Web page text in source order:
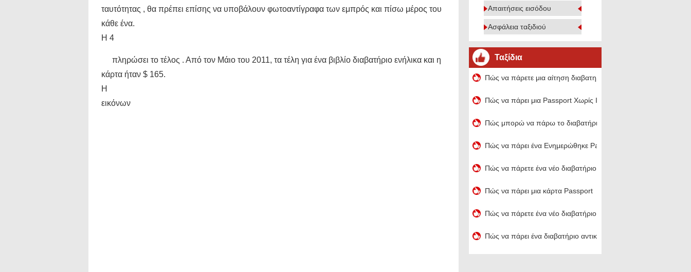
ταυτότητας , θα πρέπει επίσης να υποβάλουν φωτοαντίγραφα των εμπρός και πίσω μέρος του
κάθε ένα.
Η 4
πληρώσει το τέλος . Από τον Μάιο του 2011, τα τέλη για ένα βιβλίο διαβατήριο ενήλικα και η
κάρτα ήταν $ 165.
Η
εικόνων
Απαιτήσεις εισόδου
Ασφάλεια ταξιδιού
Ταξίδια
Πώς να πάρετε μια αίτηση διαβατηρίου
Πώς να πάρει μια Passport Χωρίς ID
Πώς μπορώ να πάρω το διαβατήριό μου Ανανεωμένη
Πώς να πάρει ένα Ενημερώθηκε Passport
Πώς να πάρετε ένα νέο διαβατήριο Ηνωμένου Βασιλείου
Πώς να πάρει μια κάρτα Passport
Πώς να πάρετε ένα νέο διαβατήριο
Πώς να πάρει ένα διαβατήριο αντικατάστασης